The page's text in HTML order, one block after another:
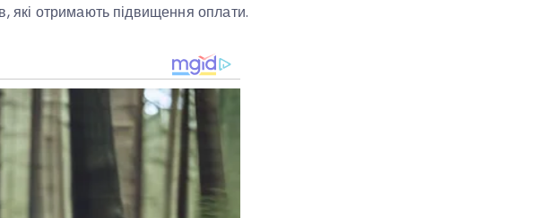
які отримають підвищення оплати.